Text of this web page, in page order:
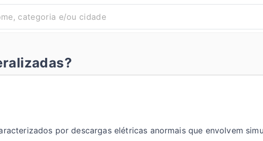
por descargas elétricas anormais que envolvem